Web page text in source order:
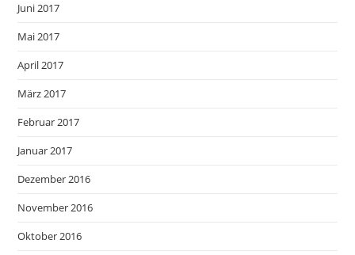
Juni 2017
Mai 2017
April 2017
März 2017
Februar 2017
Januar 2017
Dezember 2016
November 2016
Oktober 2016